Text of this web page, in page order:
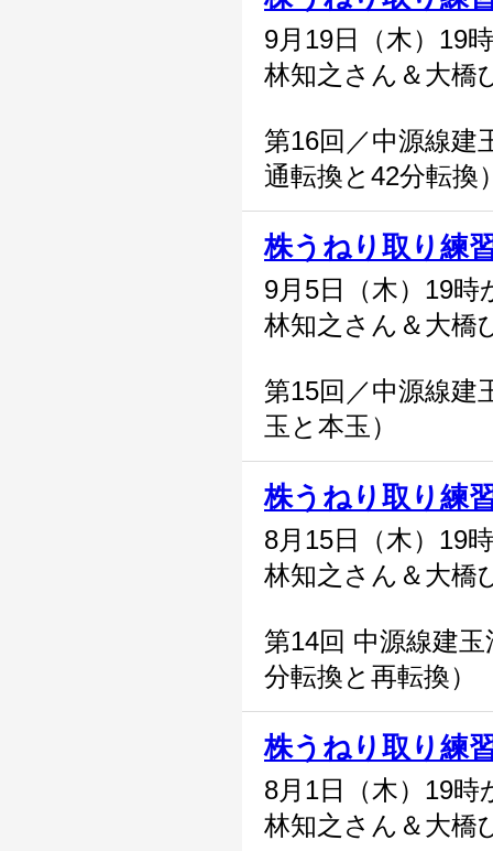
9月19日（木）19
林知之さん＆大橋
第16回／中源線建
通転換と42分転換
株うねり取り練
9月5日（木）19時
林知之さん＆大橋
第15回／中源線建
玉と本玉）
株うねり取り練
8月15日（木）19
林知之さん＆大橋
第14回 中源線建
分転換と再転換）
株うねり取り練
8月1日（木）19時
林知之さん＆大橋